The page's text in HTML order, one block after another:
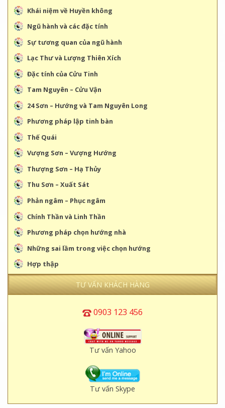
Khái niệm về Huyền không
Ngũ hành và các đặc tính
Sự tương quan của ngũ hành
Lạc Thư và Lượng Thiên Xích
Đặc tính của Cửu Tinh
Tam Nguyên – Cửu Vận
24 Sơn – Hướng và Tam Nguyên Long
Phương pháp lập tinh bàn
Thế Quái
Vượng Sơn – Vượng Hướng
Thượng Sơn – Hạ Thủy
Thu Sơn – Xuất Sát
Phản ngâm – Phục ngâm
Chính Thần và Linh Thần
Phương pháp chọn hướng nhà
Những sai lầm trong việc chọn hướng
Hợp thập
TƯ VẤN KHÁCH HÀNG
0903 123 456
Tư vấn Yahoo
Tư vấn Skype